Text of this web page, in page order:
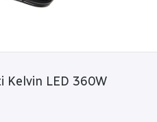
Kelvin LED 360W